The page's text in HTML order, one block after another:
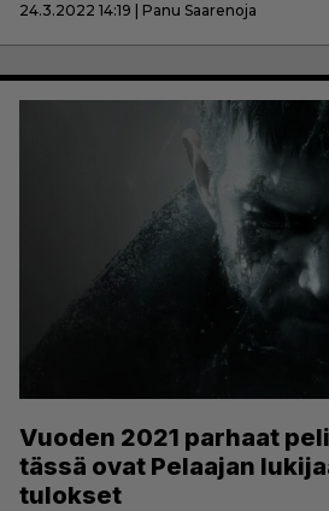
24.3.2022 14:19 | Panu Saarenoja
Vuoden 2021 parhaat
tässä ovat Pelaajan
tulokset